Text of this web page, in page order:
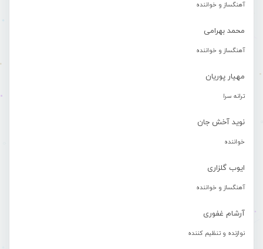
آهنگساز و خواننده
محمد بهرامی
آهنگساز و خواننده
مهیار پوریان
ترانه سرا
نوید آخش جان
خواننده
ایوب گلزاری
آهنگساز و خواننده
آرشام غفوری
نوازنده و تنظیم کننده